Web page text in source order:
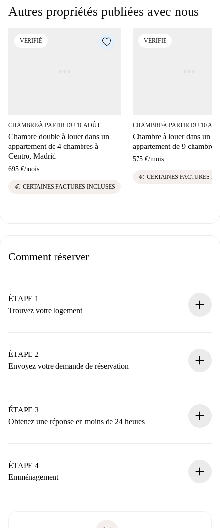
Autres propriétés publiées avec nous
VÉRIFIÉ
CHAMBRE■À PARTIR DU 10 AOÛT
Chambre double à louer dans un
appartement de 4 chambres à
Centro, Madrid
695 €/mois
euro CERTAINES FACTURES INCLUSES
VÉRIFIÉ
CHAMBRE■À PARTIR DU 10
Chambre à louer dans un
appartement de 9 chambres
575 €/mois
euro CERTAINES FACTURES
Comment réserver
ÉTAPE 1
Trouvez votre logement
Vous disposez à l’avance de toutes les informations
nécessaires.
ÉTAPE 2
Envoyez votre demande de réservation
Nous ne vous facturerons rien tant que le propriétaire
n’aura pas accepté.
ÉTAPE 3
Obtenez une réponse en moins de 24 heures
contact avec le propriétaire.
Si refusé : aucun prélèvement et nous vous proposerons
ÉTAPE 4
Emménagement